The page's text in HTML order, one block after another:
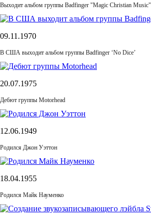
Выходит альбом группы Badfinger "Magic Christian Music"
09.11.1970
В США выходит альбом группы Badfinger ‘No Dice’
20.07.1975
Дебют группы Motorhead
12.06.1949
Родился Джон Уэттон
18.04.1955
Родился Майк Науменко